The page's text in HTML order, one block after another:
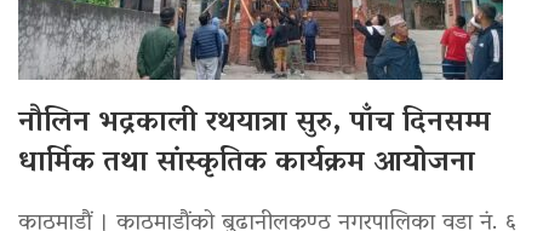
नौलिन भद्रकाली रथयात्रा सुरु, पाँच दिनसम्म
धार्मिक तथा सांस्कृतिक कार्यक्रम आयोजना